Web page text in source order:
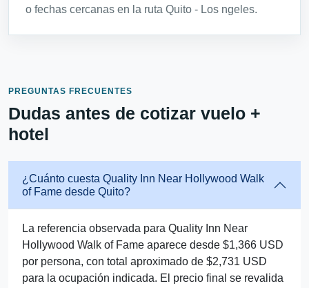
o fechas cercanas en la ruta Quito - Los ngeles.
PREGUNTAS FRECUENTES
Dudas antes de cotizar vuelo +
hotel
¿Cuánto cuesta Quality Inn Near Hollywood Walk
of Fame desde Quito?
La referencia observada para Quality Inn Near
Hollywood Walk of Fame aparece desde $1,366 USD
por persona, con total aproximado de $2,731 USD
para la ocupación indicada. El precio final se revalida